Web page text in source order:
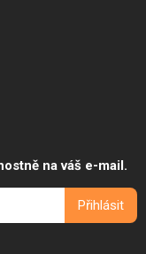
na váš e-mail.